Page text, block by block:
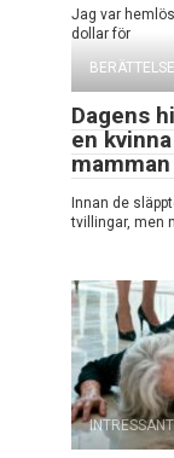
Jag var
dollar för
Dagens
en
Innan de
tvillingar, men
INTRESSANT